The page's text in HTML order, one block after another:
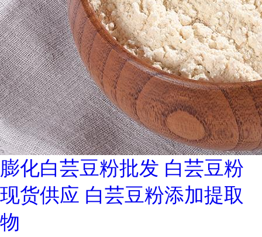
膨化白芸豆粉批发 白芸豆粉
现货供应 白芸豆粉添加提取
物